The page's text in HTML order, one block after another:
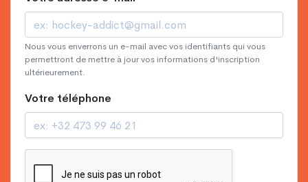
Nous vous enverrons un e-mail avec vos identifiants qui vous
permettront de mettre à jour vos informations d'inscription
ultérieurement.
Votre téléphone